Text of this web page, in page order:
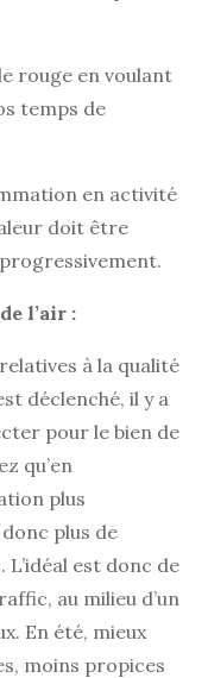
rouge en voulant
temps de
en activité
doit être
l’air :
à la qualité
déclenché, il y a
pour le bien de
qu’en
plus
plus de
est donc de
au milieu d’un
En été, mieux
moins propices